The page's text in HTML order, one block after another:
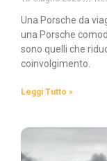
Una Porsche da
una Porsche
sono quelli che
coinvolgimento.
Leggi Tutto »